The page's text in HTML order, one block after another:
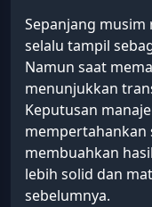
Sepanjang
selalu tampil
Namun saat
menunjukkan
Keputusan
membuahkan
lebih solid dan
sebelumnya.